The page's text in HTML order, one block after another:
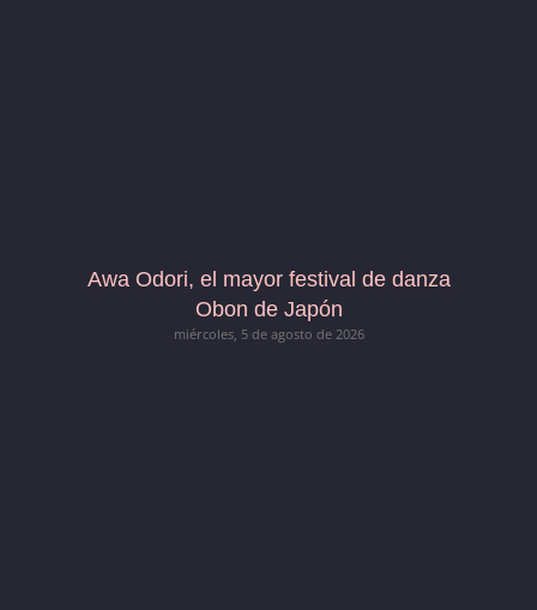
Awa Odori, el mayor festival de danza
Obon de Japón
miércoles, 5 de agosto de 2026